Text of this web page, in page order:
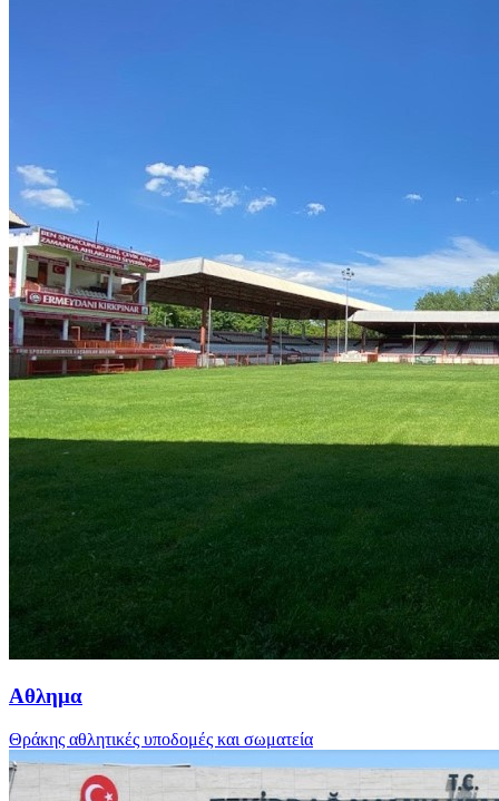
Αθλημα
Θράκης αθλητικές υποδομές και σωματεία